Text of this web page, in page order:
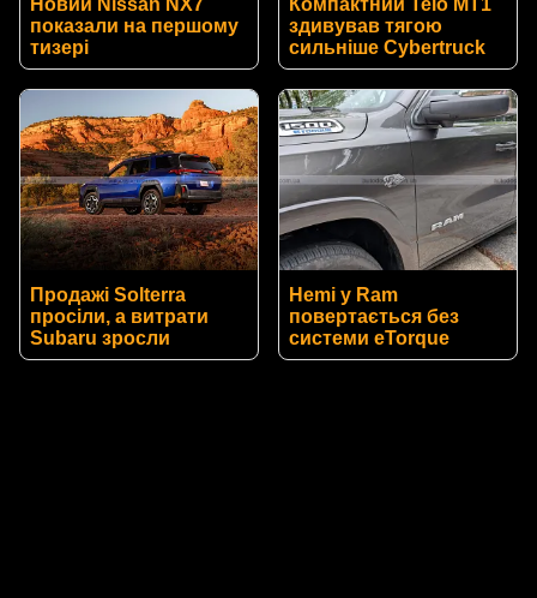
Новий Nissan NX7
показали на першому
тизері
Компактний Telo MT1
здивував тягою
сильніше Cybertruck
Продажі Solterra
просіли, а витрати
Subaru зросли
Hemi у Ram
повертається без
системи eTorque